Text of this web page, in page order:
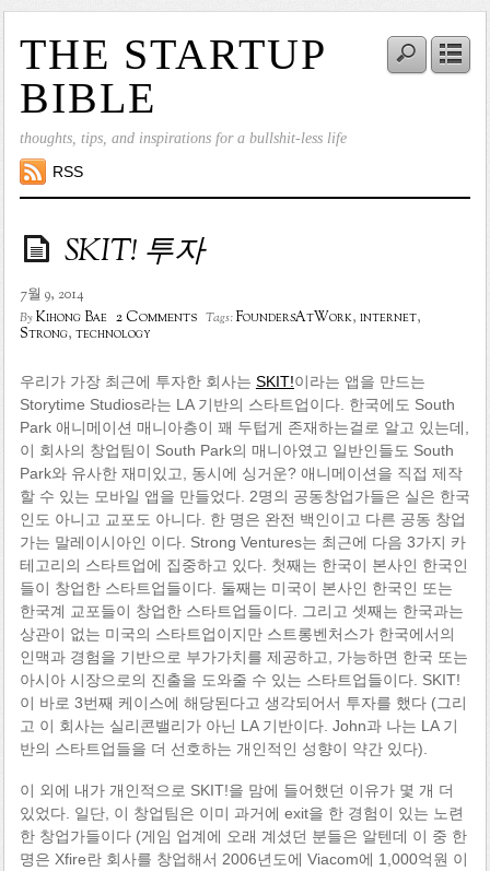
THE STARTUP
BIBLE
thoughts, tips, and inspirations for a bullshit-less life
RSS
SKIT! 투자
7월 9, 2014
ByKihong Bae 2 Comments Tags:FoundersAtWork, internet,
Strong, technology
우리가 가장 최근에 투자한 회사는 SKIT!이라는 앱을 만드는
Storytime Studios라는 LA 기반의 스타트업이다. 한국에도 South
Park 애니메이션 매니아층이 꽤 두텁게 존재하는걸로 알고 있는데,
이 회사의 창업팀이 South Park의 매니아였고 일반인들도 South
Park와 유사한 재미있고, 동시에 싱거운? 애니메이션을 직접 제작
할 수 있는 모바일 앱을 만들었다. 2명의 공동창업가들은 실은 한국
인도 아니고 교포도 아니다. 한 명은 완전 백인이고 다른 공동 창업
가는 말레이시아인 이다. Strong Ventures는 최근에 다음 3가지 카
테고리의 스타트업에 집중하고 있다. 첫째는 한국이 본사인 한국인
들이 창업한 스타트업들이다. 둘째는 미국이 본사인 한국인 또는
한국계 교포들이 창업한 스타트업들이다. 그리고 셋째는 한국과는
상관이 없는 미국의 스타트업이지만 스트롱벤처스가 한국에서의
인맥과 경험을 기반으로 부가가치를 제공하고, 가능하면 한국 또는
아시아 시장으로의 진출을 도와줄 수 있는 스타트업들이다. SKIT!
이 바로 3번째 케이스에 해당된다고 생각되어서 투자를 했다 (그리
고 이 회사는 실리콘밸리가 아닌 LA 기반이다. John과 나는 LA 기
반의 스타트업들을 더 선호하는 개인적인 성향이 약간 있다).
이 외에 내가 개인적으로 SKIT!을 맘에 들어했던 이유가 몇 개 더
있었다. 일단, 이 창업팀은 이미 과거에 exit을 한 경험이 있는 노련
한 창업가들이다 (게임 업계에 오래 계셨던 분들은 알텐데 이 중 한
명은 Xfire란 회사를 창업해서 2006년도에 Viacom에 1,000억원 이